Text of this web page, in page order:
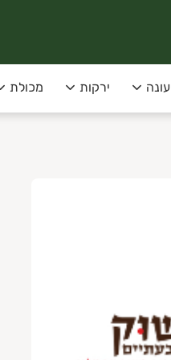
אביב
ירקות מכולת